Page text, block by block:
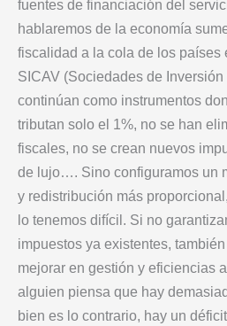
fuentes de financiación del
hablaremos de la economía
fiscalidad a la cola de los países
SICAV (Sociedades de
continúan como instrumentos
tributan solo el 1%, no se han
fiscales, no se crean nuevos
de lujo…. Sino configuramos un
y redistribución más
lo tenemos difícil. Si no
impuestos ya existentes,
mejorar en gestión y eficiencias
alguien piensa que hay
bien es lo contrario, hay un